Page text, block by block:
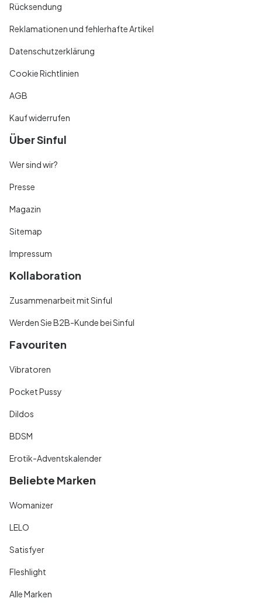
Rücksendung
Reklamationen und fehlerhafte Artikel
Datenschutzerklärung
Cookie Richtlinien
AGB
Kauf widerrufen
Über Sinful
Wer sind wir?
Presse
Magazin
Sitemap
Impressum
Kollaboration
Zusammenarbeit mit Sinful
Werden Sie B2B-Kunde bei Sinful
Favouriten
Vibratoren
Pocket Pussy
Dildos
BDSM
Erotik-Adventskalender
Beliebte Marken
Womanizer
LELO
Satisfyer
Fleshlight
Alle Marken